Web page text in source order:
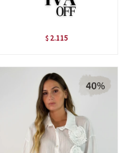
$ 2.115